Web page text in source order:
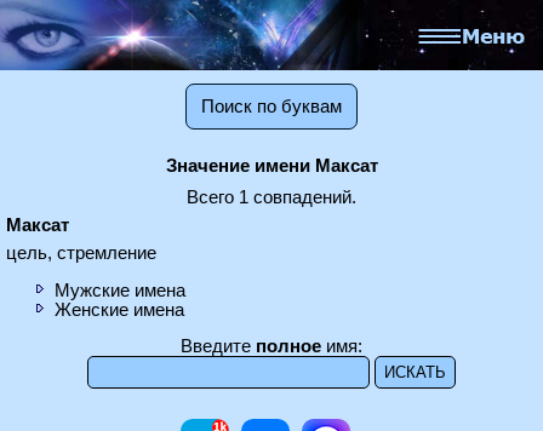
Поиск по буквам
Значение имени Максат
Всего 1 совпадений.
Максат
цель, стремление
Мужские имена
Женские имена
Введите полное имя: